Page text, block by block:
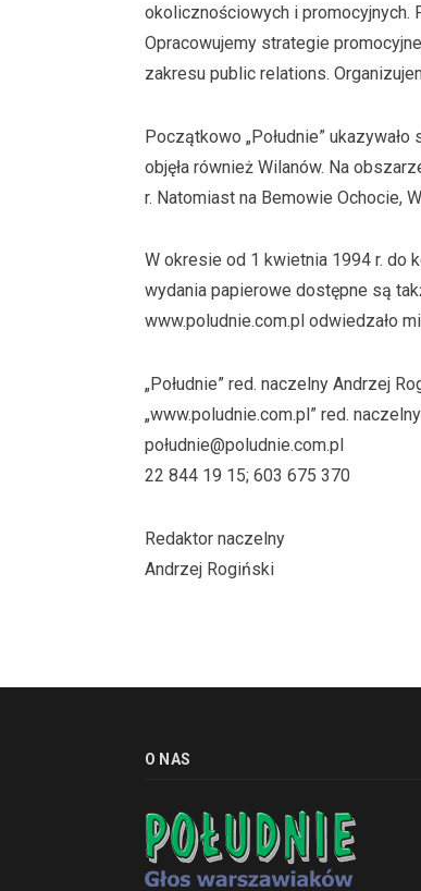
okolicznościowych i promocyjnych.
Opracowujemy strategie
zakresu public relations.
Początkowo „Południe”
objęła również Wilanów. Na
r. Natomiast na Bemowie Ochocie,
W okresie od 1 kwietnia 1994 r. do
wydania papierowe dostępne są
www.poludnie.com.pl odwiedzało
„Południe” red. naczelny Andrzej
„www.poludnie.com.pl” red.
południe@poludnie.com.pl
22 844 19 15; 603 675 370
Redaktor naczelny
Andrzej Rogiński
O NAS